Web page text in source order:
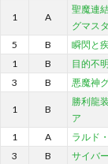
1 A
聖魔連
グマス
5 B 瞬閃と
1
B 目的不
3
B 悪魔神
1 B
勝利龍
ア
1 A ラルド
3
B サイバ